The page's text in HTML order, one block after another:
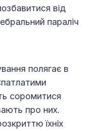
від
параліч
полягає в
соромитися
про них.
їхніх